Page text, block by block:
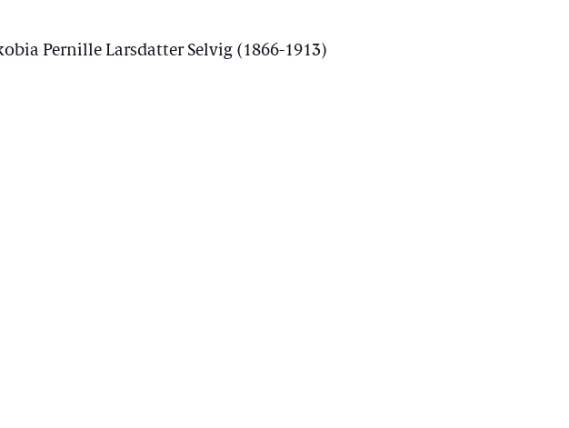
Pernille Larsdatter Selvig (1866-1913)